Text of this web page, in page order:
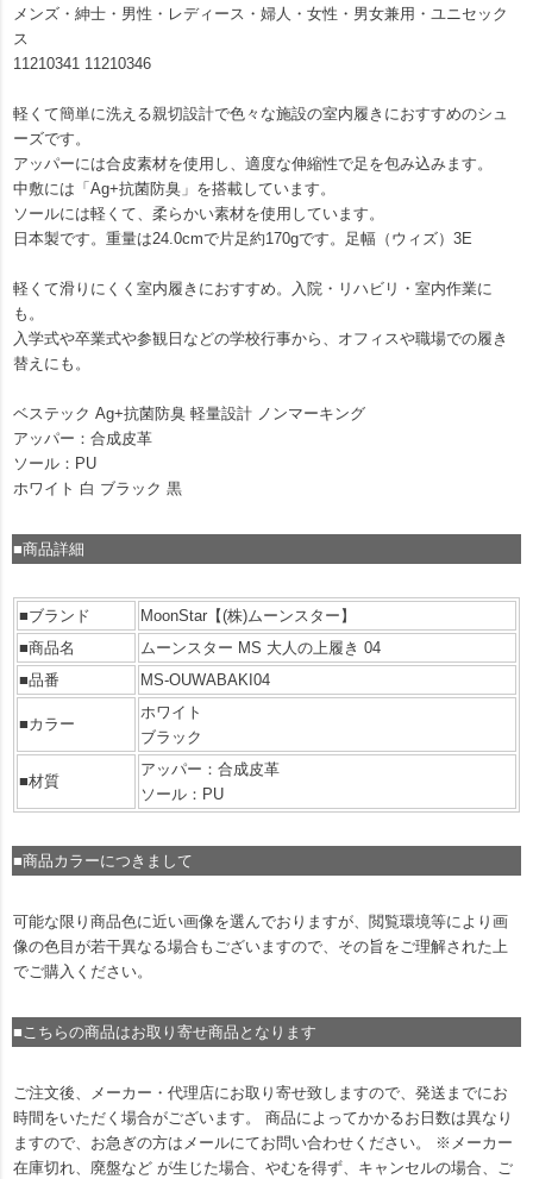
メンズ・紳士・男性・レディース・婦人・女性・男女兼用・ユニセック
ス
11210341 11210346
軽くて簡単に洗える親切設計で色々な施設の室内履きにおすすめのシュ
ーズです。
アッパーには合皮素材を使用し、適度な伸縮性で足を包み込みます。
中敷には「Ag+抗菌防臭」を搭載しています。
ソールには軽くて、柔らかい素材を使用しています。
日本製です。重量は24.0cmで片足約170gです。足幅（ウィズ）3E
軽くて滑りにくく室内履きにおすすめ。入院・リハビリ・室内作業に
も。
入学式や卒業式や参観日などの学校行事から、オフィスや職場での履き
替えにも。
ベステック Ag+抗菌防臭 軽量設計 ノンマーキング
アッパー：合成皮革
ソール：PU
ホワイト 白 ブラック 黒
■商品詳細
■ブランド
MoonStar【(株)ムーンスター】
■商品名
ムーンスター MS 大人の上履き 04
■品番
MS-OUWABAKI04
■カラー
ホワイト
ブラック
■材質
アッパー：合成皮革
ソール：PU
■商品カラーにつきまして
可能な限り商品色に近い画像を選んでおりますが、閲覧環境等により画
像の色目が若干異なる場合もございますので、その旨をご理解された上
でご購入ください。
■こちらの商品はお取り寄せ商品となります
ご注文後、メーカー・代理店にお取り寄せ致しますので、発送までにお
時間をいただく場合がございます。 商品によってかかるお日数は異なり
ますので、お急ぎの方はメールにてお問い合わせください。 ※メーカー
在庫切れ、廃盤など が生じた場合、やむを得ず、キャンセルの場合、ご